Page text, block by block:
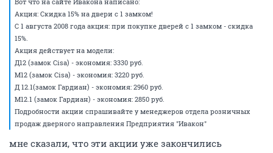
Акция: Скидка 15% на двери с 1 замком!
С 1 августа 2008 года акция: при покупке дверей с 1 замком - скидка
15%.
Акция действует на модели:
Д12 (замок Cisa) - экономия: 3330 руб.
М12 (замок Cisa) - экономия: 3220 руб.
Д 12.1(замок Гардиан) - экономия: 2960 руб.
М12.1 (замок Гардиан) - экономия: 2850 руб.
Подробности акции спрашивайте у менеджеров отдела розничных
продаж дверного направления Предприятия "Ивакон"
мне сказали, что эти акции уже закончились